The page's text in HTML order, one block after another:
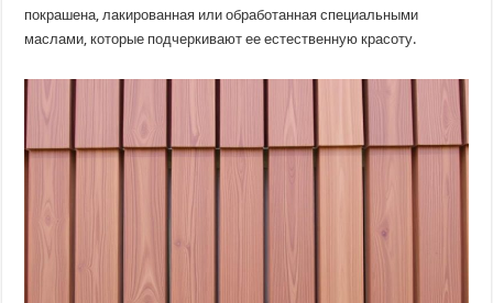
покрашена, лакированная или обработанная специальными
маслами, которые подчеркивают ее естественную красоту.